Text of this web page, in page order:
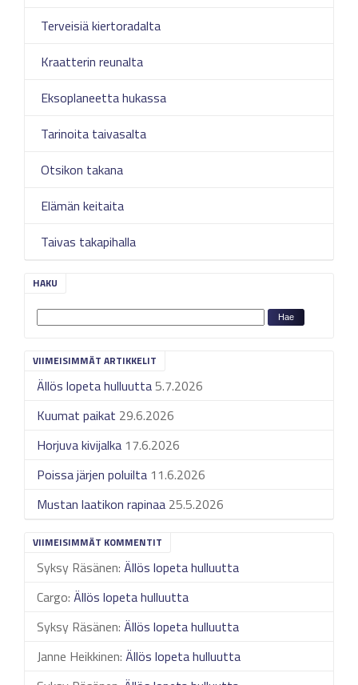
Terveisiä kiertoradalta
Kraatterin reunalta
Eksoplaneetta hukassa
Tarinoita taivasalta
Otsikon takana
Elämän keitaita
Taivas takapihalla
HAKU
VIIMEISIMMÄT ARTIKKELIT
Ällös lopeta hulluutta5.7.2026
Kuumat paikat 29.6.2026
Horjuva kivijalka 17.6.2026
Poissa järjen poluilta 11.6.2026
Mustan laatikon rapinaa 25.5.2026
VIIMEISIMMÄT KOMMENTIT
Syksy Räsänen: Ällös lopeta hulluutta
Cargo: Ällös lopeta hulluutta
Syksy Räsänen: Ällös lopeta hulluutta
Janne Heikkinen: Ällös lopeta hulluutta